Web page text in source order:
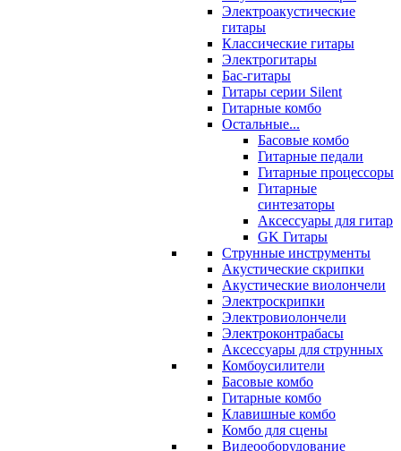
Электроакустические
гитары
Классические гитары
Электрогитары
Бас-гитары
Гитары серии Silent
Гитарные комбо
Остальные...
Басовые комбо
Гитарные педали
Гитарные процессоры
Гитарные
синтезаторы
Аксессуары для гитар
GK Гитары
Струнные инструменты
Акустические скрипки
Акустические виолончели
Электроскрипки
Электровиолончели
Электроконтрабасы
Аксессуары для струнных
Комбоусилители
Басовые комбо
Гитарные комбо
Клавишные комбо
Комбо для сцены
Видеооборудование